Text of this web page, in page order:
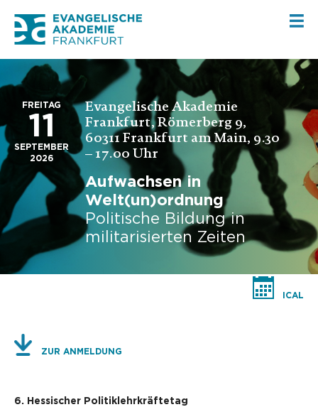
FREITAG
11
SEPTEMBER
2026
Evangelische Akademie
Frankfurt, Römerberg 9,
60311 Frankfurt am Main, 9.30
– 17.00 Uhr
Aufwachsen in
Welt(un)ordnung
Politische Bildung in
militarisierten Zeiten
ICAL
ZUR ANMELDUNG
6. Hessischer Politiklehrkräftetag